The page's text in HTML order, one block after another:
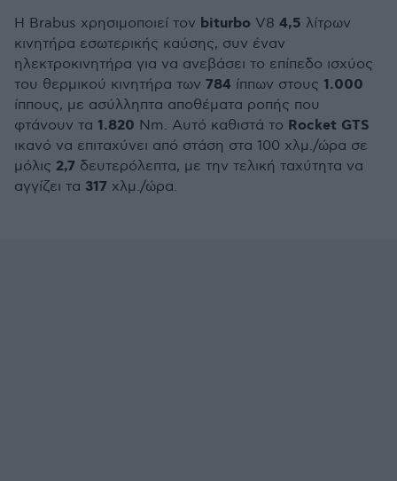
Η Brabus χρησιμοποιεί τον biturbo V8 4,5 λίτρων
κινητήρα εσωτερικής καύσης, συν έναν
ηλεκτροκινητήρα για να ανεβάσει το επίπεδο ισχύος
του θερμικού κινητήρα των 784 ίππων στους 1.000
ίππους, με ασύλληπτα αποθέματα ροπής που
φτάνουν τα 1.820 Nm. Αυτό καθιστά το Rocket GTS
ικανό να επιταχύνει από στάση στα 100 χλμ./ώρα σε
μόλις 2,7 δευτερόλεπτα, με την τελική ταχύτητα να
αγγίζει τα 317 χλμ./ώρα.